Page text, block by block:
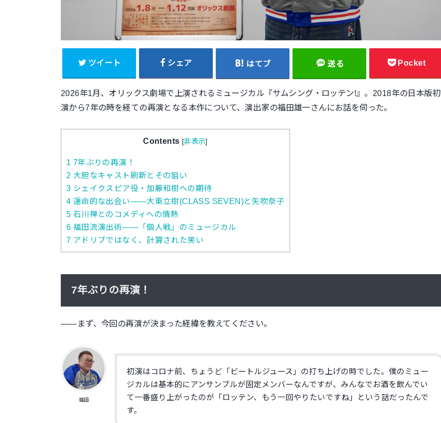
ツイート シェア はてブ 送る Pocket
2026年1月、オリックス劇場で上演されるミュージカル『サムシング・ロッテン!』。 2018年の日本版初
演から7年の時を経ての再演となる本作について、演出家の福田雄一さんにお話を伺った。
Contents [非表示]
1 7年ぶりの再演！
2 大胆なキャスト刷新とその狙い
3 シェイクスピア役・加藤和樹への期待
4 運命的な出会い――大東立樹(CLASS SEVEN)と矢吹奈子
5 石川禅とのコメディへの情熱
6 福田流演出術――「個人戦」のミュージカル
7 アドリブではなく、計算された笑い
7年ぶりの再演！
――まず、今回の再演が決まった経緯を教えてください。
福田
初演はコロナ前、ちょうど「ビートルジュース」 の打ち上げの時でした。僕のミュー
ジカルは基本的にアンサンブルが固定メンバーなんですが、みんなでお酒を飲んでい
て一番盛り上がったのが「ロッテン、
もう一回やりたいですね」という話だったんで
す。